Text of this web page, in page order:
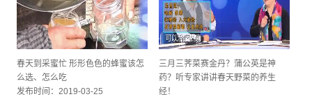
春天到采蜜忙 形形色色的蜂蜜该怎
么选、怎么吃
发布时间：2019-03-25
三月三荠菜赛金丹？蒲公英是神
药？听专家讲讲春天野菜的养生
经！